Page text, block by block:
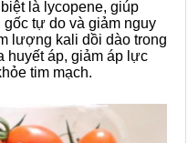
là lycopene, giúp
tự do và giảm nguy
lượng kali dồi dào trong
huyết áp, giảm áp lực
tim mạch.